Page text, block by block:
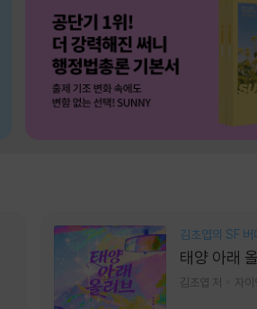
김초엽의 SF 버
태양 아래
김초엽 저 자